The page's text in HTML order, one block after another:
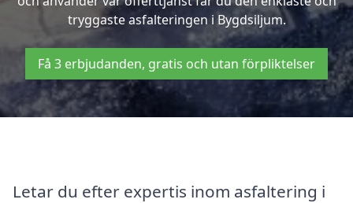
tryggaste asfalteringen i Bygdsiljum.
Få 3 erbjudanden, gratis och utan förpliktelser
Letar du efter expertis inom asfaltering i